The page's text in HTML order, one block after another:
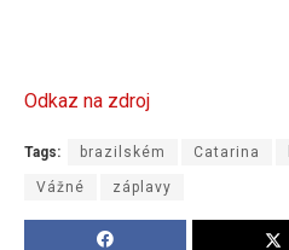
Odkaz na zdroj
Tags: brazilském Catarina
Vážné záplavy